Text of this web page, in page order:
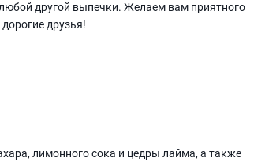
другой выпечки. Желаем вам приятного
друзья!
лимонного сока и цедры лайма, а также